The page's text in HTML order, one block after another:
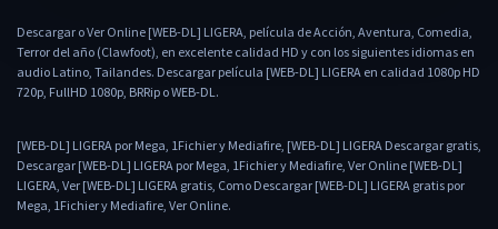
Descargar o Ver Online [WEB-DL] LIGERA, película de Acción, Aventura, Comedia,
Terror del año (Clawfoot), en excelente calidad HD y con los siguientes idiomas en
audio Latino, Tailandes. Descargar película [WEB-DL] LIGERA en calidad 1080p HD
720p, FullHD 1080p, BRRip o WEB-DL.
[WEB-DL] LIGERA por Mega, 1Fichier y Mediafire, [WEB-DL] LIGERA Descargar gratis,
Descargar [WEB-DL] LIGERA por Mega, 1Fichier y Mediafire, Ver Online [WEB-DL]
LIGERA, Ver [WEB-DL] LIGERA gratis, Como Descargar [WEB-DL] LIGERA gratis por
Mega, 1Fichier y Mediafire, Ver Online.